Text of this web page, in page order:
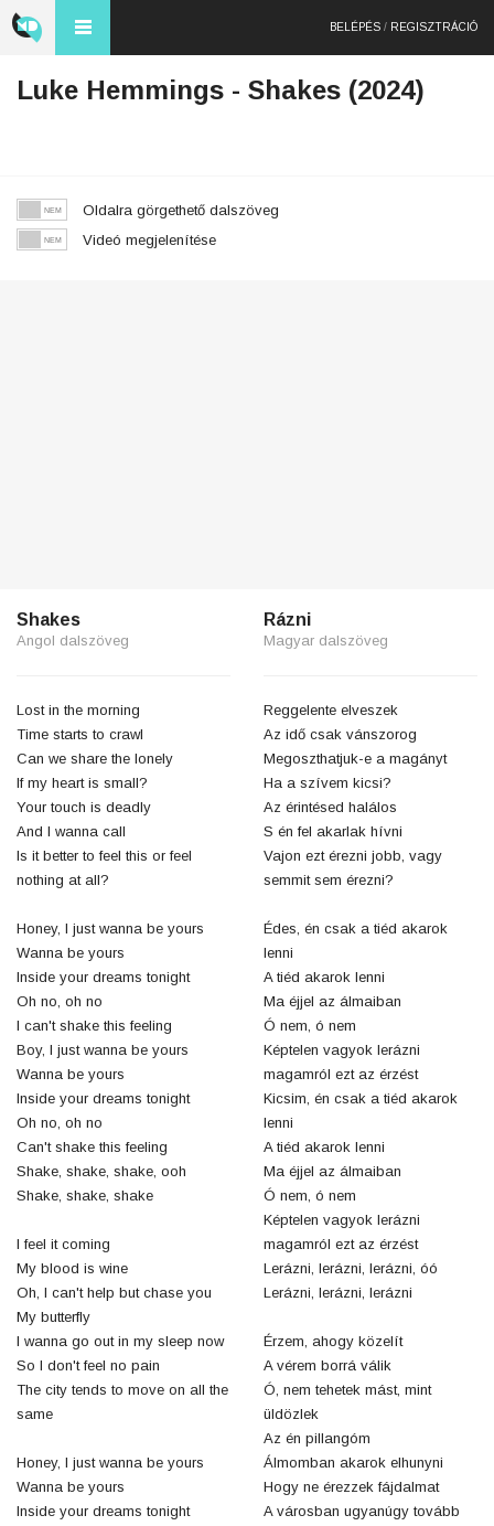
BELÉPÉS / REGISZTRÁCIÓ
Luke Hemmings - Shakes (2024)
Oldalra görgethető dalszöveg
Videó megjelenítése
Shakes
Angol dalszöveg
Lost in the morning
Time starts to crawl
Can we share the lonely
If my heart is small?
Your touch is deadly
And I wanna call
Is it better to feel this or feel
nothing at all?
Honey, I just wanna be yours
Wanna be yours
Inside your dreams tonight
Oh no, oh no
I can't shake this feeling
Boy, I just wanna be yours
Wanna be yours
Inside your dreams tonight
Oh no, oh no
Can't shake this feeling
Shake, shake, shake, ooh
Shake, shake, shake
I feel it coming
My blood is wine
Oh, I can't help but chase you
My butterfly
I wanna go out in my sleep now
So I don't feel no pain
The city tends to move on all the
same
Honey, I just wanna be yours
Wanna be yours
Inside your dreams tonight
Rázni
Magyar dalszöveg
Reggelente elveszek
Az idő csak vánszorog
Megoszthatjuk-e a magányt
Ha a szívem kicsi?
Az érintésed halálos
S én fel akarlak hívni
Vajon ezt érezni jobb, vagy
semmit sem érezni?
Édes, én csak a tiéd akarok
lenni
A tiéd akarok lenni
Ma éjjel az álmaiban
Ó nem, ó nem
Képtelen vagyok lerázni
magamról ezt az érzést
Kicsim, én csak a tiéd akarok
lenni
A tiéd akarok lenni
Ma éjjel az álmaiban
Ó nem, ó nem
Képtelen vagyok lerázni
magamról ezt az érzést
Lerázni, lerázni, lerázni, óó
Lerázni, lerázni, lerázni
Érzem, ahogy közelít
A vérem borrá válik
Ó, nem tehetek mást, mint
üldözlek
Az én pillangóm
Álmomban akarok elhunyni
Hogy ne érezzek fájdalmat
A városban ugyanúgy tovább